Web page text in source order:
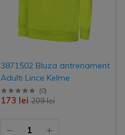
3871502 Bluza antrenament
Adulti Lince Kelme
(0)
209 lei
173 lei